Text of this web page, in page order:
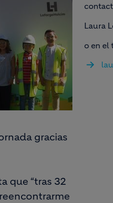
gracias
que “tras 32
Laura
o en el